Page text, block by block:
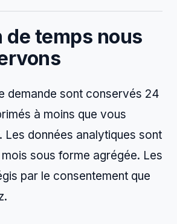
de temps nous
demande sont conservés 24
à moins que vous
Les données analytiques sont
sous forme agrégée. Les
par le consentement que